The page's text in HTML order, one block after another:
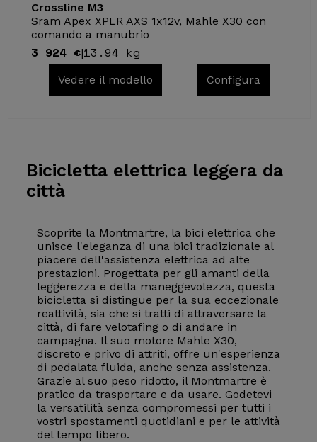
Crossline M3
Sram Apex XPLR AXS 1x12v, Mahle X30 con
comando a manubrio
3 924 €|13.94 kg
Vedere il modello Configura
Bicicletta elettricaleggera da
città
Scoprite la Montmartre, la bici elettrica che
unisce l'eleganza di una bici tradizionale al
piacere dell'assistenza elettrica ad alte
prestazioni. Progettata per gli amanti della
leggerezza e della maneggevolezza, questa
bicicletta si distingue per la sua eccezionale
reattività, sia che si tratti di attraversare la
città, di fare velotafing o di andare in
campagna. Il suo motore Mahle X30,
discreto e privo di attriti, offre un'esperienza
di pedalata fluida, anche senza assistenza.
Grazie al suo peso ridotto, il Montmartre è
pratico da trasportare e da usare. Godetevi
la versatilità senza compromessi per tutti i
vostri spostamenti quotidiani e per le attività
del tempo libero.